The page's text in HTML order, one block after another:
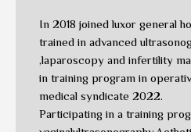
In 2018 joined luxor general
trained in advanced
,laparoscopy and infertility
in training program in
medical syndicate 2022.
Participating in a training